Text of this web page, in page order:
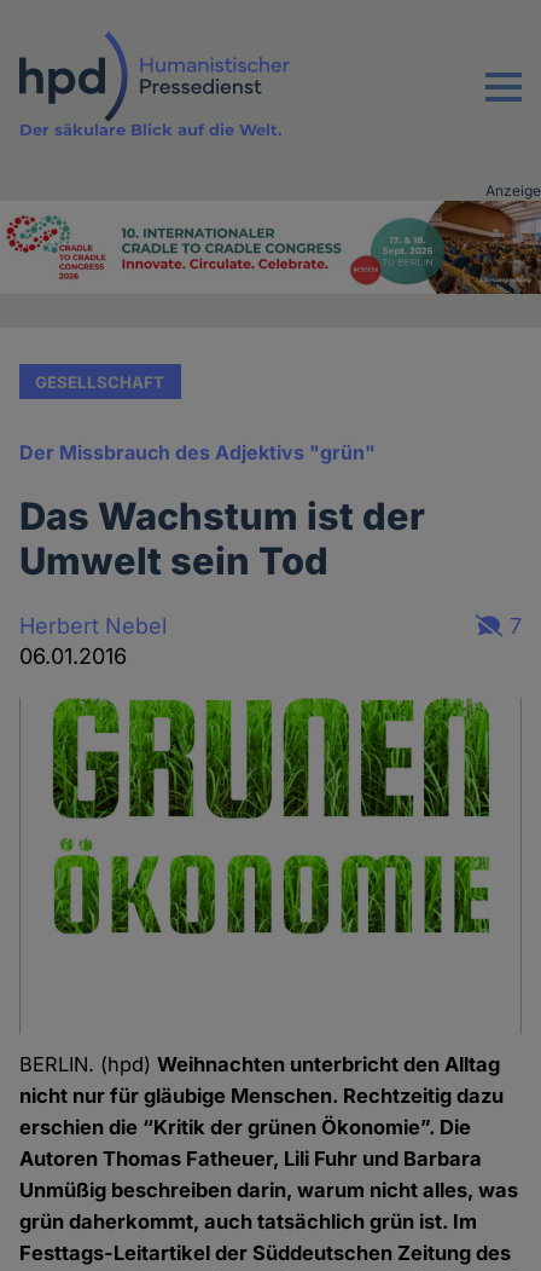
Inhalt
Menu
Der säkulare Blick auf die Welt.
Advertising
Anzeige
GESELLSCHAFT
Der Missbrauch des Adjektivs "grün"
Das Wachstum ist der
Umwelt sein Tod
Herbert Nebel
06.01.2016
7
BERLIN. (hpd)Weihnachten unterbricht den Alltag
nicht nur für gläubige Menschen. Rechtzeitig dazu
erschien die “Kritik der grünen Ökonomie”. Die
Autoren Thomas Fatheuer, Lili Fuhr und Barbara
Unmüßig beschreiben darin, warum nicht alles, was
grün daherkommt, auch tatsächlich grün ist. Im
Festtags-Leitartikel der Süddeutschen Zeitung des